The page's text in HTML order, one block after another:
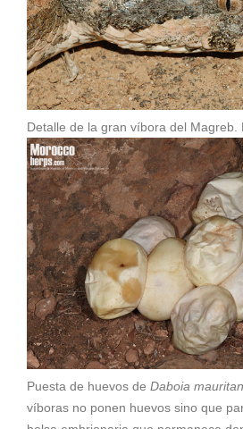
Detalle de la gran víbora del Magreb.
Puesta de huevos de Daboia
víboras no ponen huevos sino que